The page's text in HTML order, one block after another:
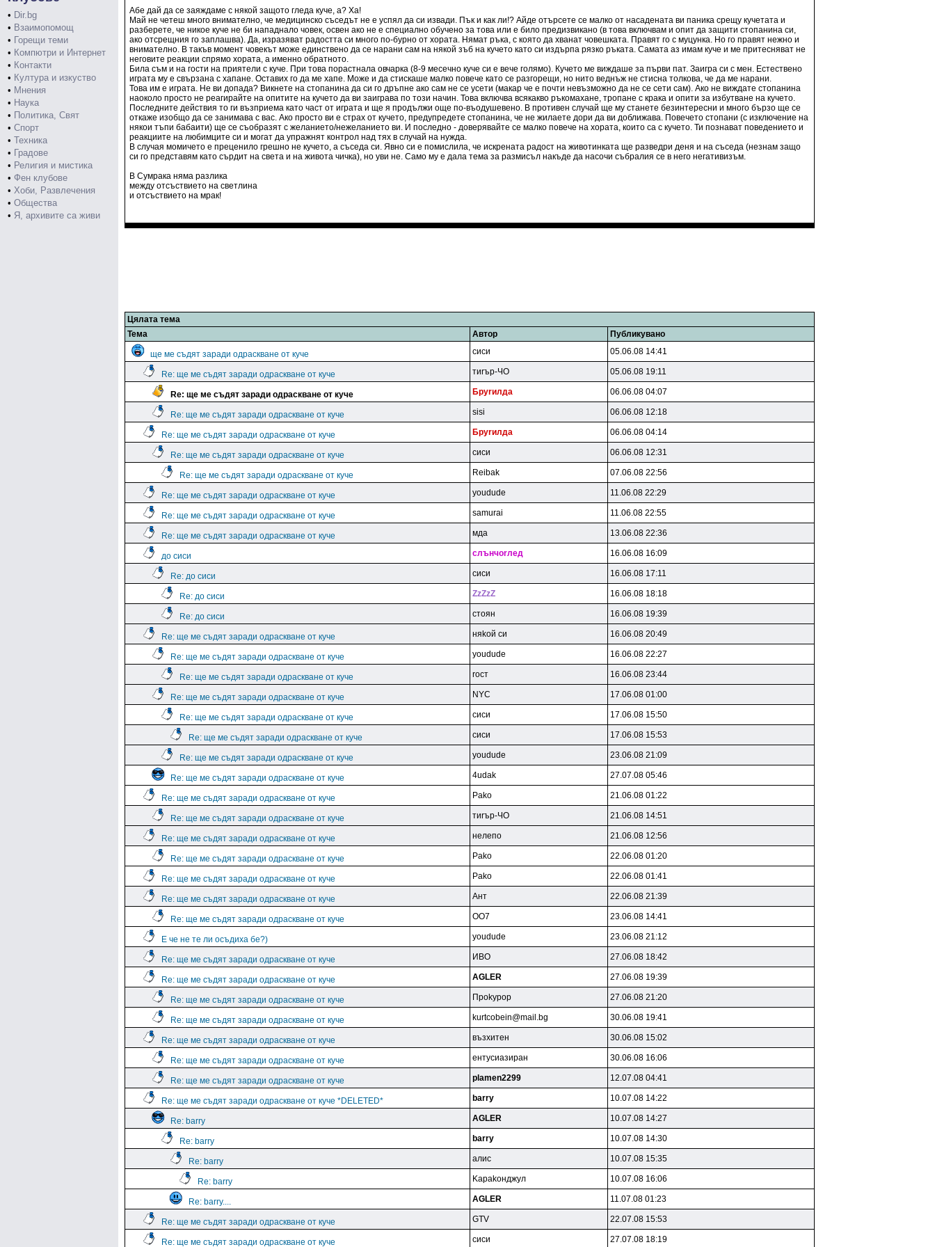
• Dir.bg
• Взаимопомощ
• Горещи теми
• Компютри и Интернет
• Контакти
• Култура и изкуство
• Мнения
• Наука
• Политика, Свят
• Спорт
• Техника
• Градове
• Религия и мистика
• Фен клубове
• Хоби, Развлечения
• Общества
• Я, архивите са живи
Абе дай да се заяждаме с някой защото гледа куче, а? Ха!
Май не четеш много внимателно, че медицинско съседът не е успял да си извади. Пък и как ли!? Айде отърсете се малко от насадената ви паника срещу кучетата и
разберете, че никое куче не би нападнало човек, освен ако не е специално обучено за това или е било предизвикано (в това включвам и опит да защити стопанина си,
ако отсрещния го заплашва). Да, изразяват радостта си много по-бурно от хората. Нямат ръка, с която да хванат човешката. Правят го с муцунка. Но го правят нежно и
внимателно. В такъв момент човекът може единствено да се нарани сам на някой зъб на кучето като си издърпа рязко ръката. Самата аз имам куче и ме притесняват не
неговите реакции спрямо хората, а именно обратното.
Била съм и на гости на приятели с куче. При това порастнала овчарка (8-9 месечно куче си е вече голямо). Кучето ме виждаше за първи пат. Заигра си с мен. Естествено
играта му е свързана с хапане. Оставих го да ме хапе. Може и да стискаше малко повече като се разгорещи, но нито веднъж не стисна толкова, че да ме нарани.
Това им е играта. Не ви допада? Викнете на стопанина да си го дръпне ако сам не се усети (макар че е почти невъзможно да не се сети сам). Ако не виждате стопанина
наоколо просто не реагирайте на опитите на кучето да ви заиграва по този начин. Това включва всякакво ръкомахане, тропане с крака и опити за избутване на кучето.
Последните действия то ги възприема като част от играта и ще я продължи още по-въодушевено. В противен случай ще му станете безинтересни и много бързо ще се
откаже изобщо да се занимава с вас. Ако просто ви е страх от кучето, предупредете стопанина, че не жилаете дори да ви доближава. Повечето стопани (с изключение на
някои тъпи бабаити) ще се съобразят с желанието/нежеланието ви. И последно - доверявайте се малко повече на хората, които са с кучето. Ти познават поведението и
реакциите на любимците си и могат да упражнят контрол над тях в случай на нужда.
В случая момичето е преценило грешно не кучето, а съседа си. Явно си е помислила, че искрената радост на животинката ще разведри деня и на съседа (незнам защо
си го представям като сърдит на света и на живота чичка), но уви не. Само му е дала тема за размисъл накъде да насочи събралия се в него негативизъм.
В Сумрака няма разлика
между отсъствието на светлина
и отсъствието на мрак!
Цялата тема
Тема
Автор Публикувано
ще ме съдят заради одраскване от куче cиcи 05.06.08 14:41
Re: ще ме съдят заради одраскване от куче тиrъp-ЧO 05.06.08 19:11
Re: ще ме съдят заради одраскване от куче Бpyrилдa 06.06.08 04:07
Re: ще ме съдят заради одраскване от куче sisi 06.06.08 12:18
Re: ще ме съдят заради одраскване от куче Бpyrилдa 06.06.08 04:14
Re: ще ме съдят заради одраскване от куче cиcи 06.06.08 12:31
Re: ще ме съдят заради одраскване от куче Reibak 07.06.08 22:56
Re: ще ме съдят заради одраскване от куче youdude 11.06.08 22:29
Re: ще ме съдят заради одраскване от куче samurai 11.06.08 22:55
Re: ще ме съдят заради одраскване от куче мдa 13.06.08 22:36
до сиси cлънчorлeд 16.06.08 16:09
Re: до сиси cиcи 16.06.08 17:11
Re: до сиси ZzZzZ 16.06.08 18:18
Re: до сиси cтoян 16.06.08 19:39
Re: ще ме съдят заради одраскване от куче няkoй cи 16.06.08 20:49
Re: ще ме съдят заради одраскване от куче youdude 16.06.08 22:27
Re: ще ме съдят заради одраскване от куче rocт 16.06.08 23:44
Re: ще ме съдят заради одраскване от куче NYC 17.06.08 01:00
Re: ще ме съдят заради одраскване от куче cиcи 17.06.08 15:50
Re: ще ме съдят заради одраскване от куче cиcи 17.06.08 15:53
Re: ще ме съдят заради одраскване от куче youdude 23.06.08 21:09
Re: ще ме съдят заради одраскване от куче 4udak 27.07.08 05:46
Re: ще ме съдят заради одраскване от куче Pako 21.06.08 01:22
Re: ще ме съдят заради одраскване от куче тиrъp-ЧO 21.06.08 14:51
Re: ще ме съдят заради одраскване от куче нeлeпo 21.06.08 12:56
Re: ще ме съдят заради одраскване от куче Pako 22.06.08 01:20
Re: ще ме съдят заради одраскване от куче Pako 22.06.08 01:41
Re: ще ме съдят заради одраскване от куче Aнт 22.06.08 21:39
Re: ще ме съдят заради одраскване от куче OO7 23.06.08 14:41
E че не те ли осъдиха бе?) youdude 23.06.08 21:12
Re: ще ме съдят заради одраскване от куче ИBO 27.06.08 18:42
Re: ще ме съдят заради одраскване от куче AGLER 27.06.08 19:39
Re: ще ме съдят заради одраскване от куче Пpokypop 27.06.08 21:20
Re: ще ме съдят заради одраскване от куче kurtcobein@mail.bg 30.06.08 19:41
Re: ще ме съдят заради одраскване от куче възxитeн 30.06.08 15:02
Re: ще ме съдят заради одраскване от куче eнтycиaзиpaн 30.06.08 16:06
Re: ще ме съдят заради одраскване от куче plamen2299 12.07.08 04:41
Re: ще ме съдят заради одраскване от куче *DELETED* barry 10.07.08 14:22
Re: barry AGLER 10.07.08 14:27
Re: barry barry 10.07.08 14:30
Re: barry aлиc 10.07.08 15:35
Re: barry Kapakoнджyл 10.07.08 16:06
Re: barry.... AGLER 11.07.08 01:23
Re: ще ме съдят заради одраскване от куче GTV 22.07.08 15:53
Re: ще ме съдят заради одраскване от куче cиcи 27.07.08 18:19